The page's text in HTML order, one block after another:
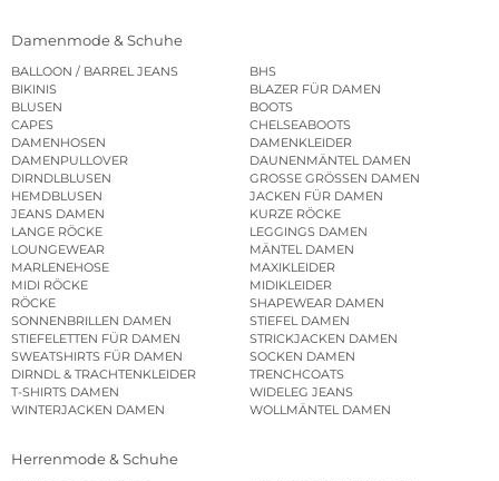
Damenmode & Schuhe
BALLOON / BARREL JEANS
BHS
BIKINIS
BLAZER FÜR DAMEN
BLUSEN
BOOTS
CAPES
CHELSEABOOTS
DAMENHOSEN
DAMENKLEIDER
DAMENPULLOVER
DAUNENMÄNTEL DAMEN
DIRNDLBLUSEN
GROSSE GRÖSSEN DAMEN
HEMDBLUSEN
JACKEN FÜR DAMEN
JEANS DAMEN
KURZE RÖCKE
LANGE RÖCKE
LEGGINGS DAMEN
LOUNGEWEAR
MÄNTEL DAMEN
MARLENEHOSE
MAXIKLEIDER
MIDI RÖCKE
MIDIKLEIDER
RÖCKE
SHAPEWEAR DAMEN
SONNENBRILLEN DAMEN
STIEFEL DAMEN
STIEFELETTEN FÜR DAMEN
STRICKJACKEN DAMEN
SWEATSHIRTS FÜR DAMEN
SOCKEN DAMEN
DIRNDL & TRACHTENKLEIDER
TRENCHCOATS
T-SHIRTS DAMEN
WIDELEG JEANS
WINTERJACKEN DAMEN
WOLLMÄNTEL DAMEN
Herrenmode & Schuhe